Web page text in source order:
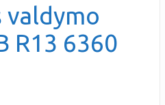
valdymo
R13 6360